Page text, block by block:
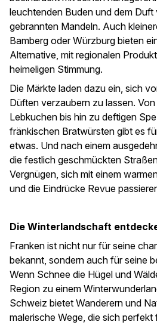
leuchtenden Buden und dem
gebrannten Mandeln. Auch
Bamberg oder Würzburg bieten
Alternative, mit regionalen
heimeligen Stimmung.
Die Märkte laden dazu ein, sich
Düften verzaubern zu lassen.
Lebkuchen bis hin zu deftigen
fränkischen Bratwürsten gibt es
etwas. Und nach einem
die festlich geschmückten
Vergnügen, sich mit einem
und die Eindrücke Revue
Die Winterlandschaft
Franken ist nicht nur für seine
bekannt, sondern auch für seine
Wenn Schnee die Hügel und
Region zu einem
Schweiz bietet Wanderern und
malerische Wege, die sich